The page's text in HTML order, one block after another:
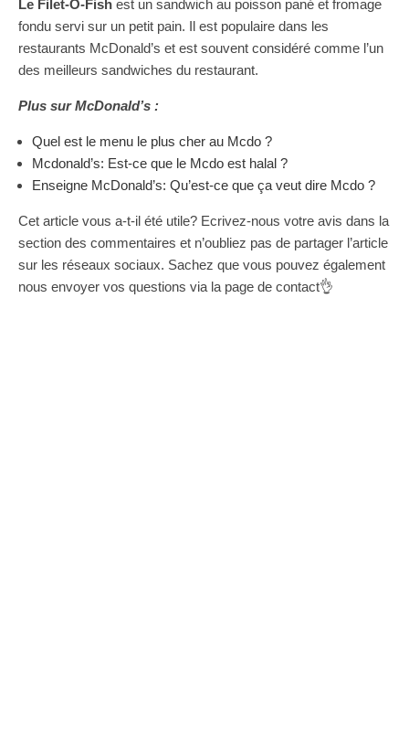
Le Filet-O-Fish est un sandwich au poisson pané et fromage
fondu servi sur un petit pain. Il est populaire dans les
restaurants McDonald’s et est souvent considéré comme l’un
des meilleurs sandwiches du restaurant.
Plus sur McDonald’s :
Quel est le menu le plus cher au Mcdo ?
Mcdonald’s: Est-ce que le Mcdo est halal ?
Enseigne McDonald’s: Qu’est-ce que ça veut dire Mcdo ?
Cet article vous a-t-il été utile? Ecrivez-nous votre avis dans la
section des commentaires et n’oubliez pas de partager l’article
sur les réseaux sociaux. Sachez que vous pouvez également
nous envoyer vos questions via la page de contact👌